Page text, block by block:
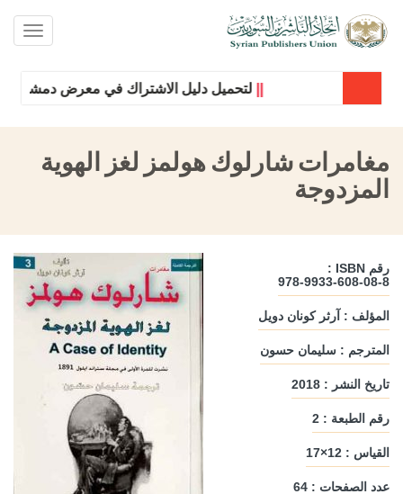
لتحميل دليل الاشتراك في معرض دمشق
مغامرات شارلوك هولمز لغز الهوية
المزدوجة
رقم ISBN :
978-9933-608-08-8
المؤلف : آرثر كونان دويل
المترجم : سليمان حسون
تاريخ النشر : 2018
رقم الطبعة : 2
القياس : 12×17
عدد الصفحات : 64